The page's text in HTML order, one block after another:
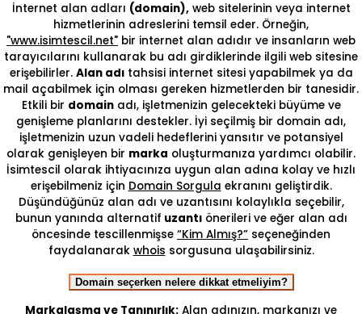
İnternet alan adları (domain),web sitelerinin veya internet
hizmetlerinin adreslerini temsil eder. Örneğin,
"www.isimtescil.net" bir internet alan adıdır ve insanların web
tarayıcılarını kullanarak bu adı girdiklerinde ilgili web sitesine
erişebilirler. Alan adıtahsisi internet sitesi yapabilmek ya da
mail açabilmek için olması gereken hizmetlerden bir tanesidir.
Etkili bir domainadı, işletmenizin gelecekteki büyüme ve
genişleme planlarını destekler. İyi seçilmiş bir domain adı,
işletmenizin uzun vadeli hedeflerini yansıtır ve potansiyel
olarak genişleyen bir marka oluşturmanıza yardımcı olabilir.
İsimtescil olarak ihtiyacınıza uygun alan adına kolay ve hızlı
erişebilmeniz için Domain Sorgula ekranını geliştirdik.
Düşündüğünüz alan adı ve uzantısını kolaylıkla seçebilir,
bunun yanında alternatif uzantıönerileri ve eğer alan adı
öncesinde tescillenmişse “Kim Almış?” seçeneğinden
faydalanarak whois sorgusuna ulaşabilirsiniz.
Domain seçerken nelere dikkat etmeliyim?
Markalaşma ve Tanınırlık: Alan adınızın, markanızı ve